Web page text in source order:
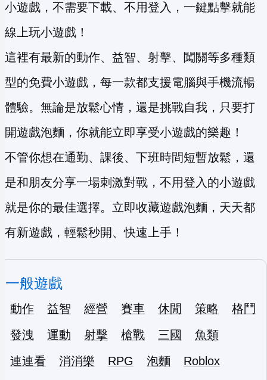
小遊戲，不需要下載、不用登入，一鍵點擊就能
線上玩小遊戲！
這裡有最新的動作、益智、射擊、闖關等多種類
型的免費小遊戲，每一款都支援電腦與手機流暢
體驗。無論是放鬆心情，還是挑戰自我，只要打
開遊戲泡麵，你就能立即享受小遊戲的樂趣！
不管你想在通勤、課後、下班時間短暫放鬆，還
是和朋友分享一場刺激對戰，不用登入的小遊戲
就是你的最佳選擇。立即收藏遊戲泡麵，天天都
有新遊戲，輕鬆秒開、快速上手！
一般遊戲
動作 益智 經營 賽車 休閒 策略
格鬥
發洩
運動 射擊 槍戰 三國
魚類
連連看
消消樂 RPG 泡麵
Roblox